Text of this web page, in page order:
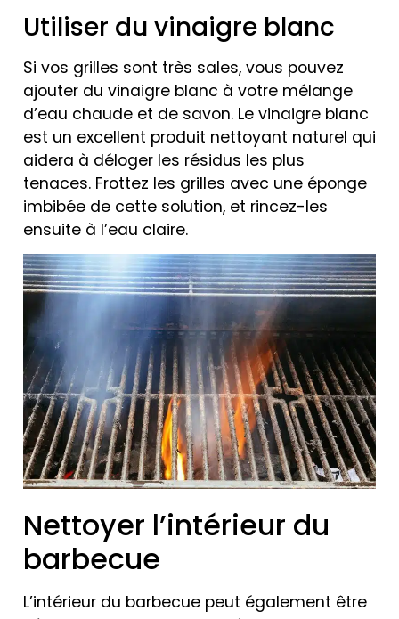
Utiliser du vinaigre blanc
Si vos grilles sont très sales, vous pouvez
ajouter du vinaigre blanc à votre mélange
d’eau chaude et de savon. Le vinaigre blanc
est un excellent produit nettoyant naturel qui
aidera à déloger les résidus les plus
tenaces. Frottez les grilles avec une éponge
imbibée de cette solution, et rincez-les
ensuite à l’eau claire.
Nettoyer l’intérieur du
barbecue
L’intérieur du barbecue peut également être